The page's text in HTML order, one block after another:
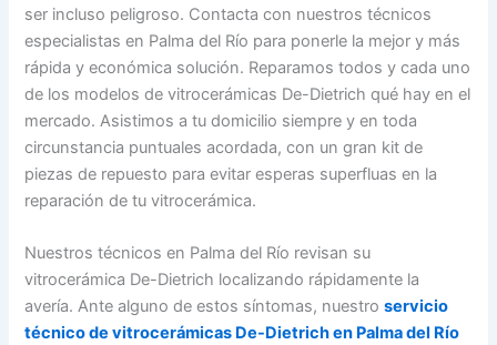
ser incluso peligroso. Contacta con nuestros técnicos
especialistas en Palma del Río para ponerle la mejor y más
rápida y económica solución. Reparamos todos y cada uno
de los modelos de vitrocerámicas De-Dietrich qué hay en el
mercado. Asistimos a tu domicilio siempre y en toda
circunstancia puntuales acordada, con un gran kit de
piezas de repuesto para evitar esperas superfluas en la
reparación de tu vitrocerámica.
Nuestros técnicos en Palma del Río revisan su
vitrocerámica De-Dietrich localizando rápidamente la
avería. Ante alguno de estos síntomas, nuestroservicio
técnico de vitrocerámicas De-Dietrich en Palma del Río